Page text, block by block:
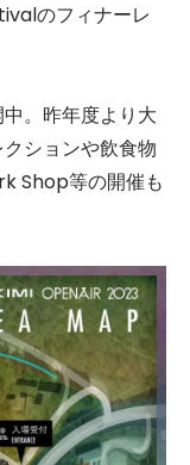
のフィナーレ
。昨年度より大
ションや飲食物
Shop等の開催も